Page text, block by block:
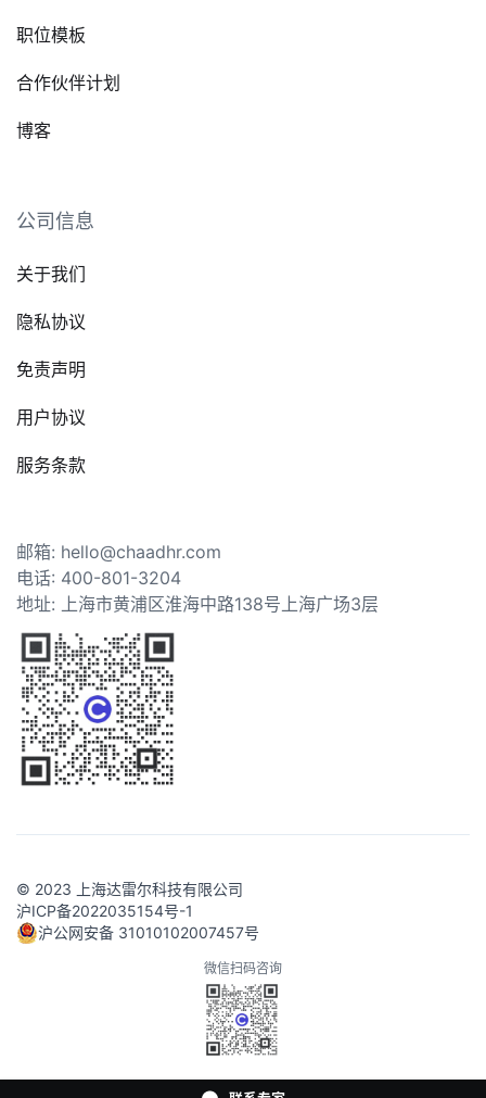
职位模板
合作伙伴计划
博客
公司信息
关于我们
隐私协议
免责声明
用户协议
服务条款
邮箱: hello@chaadhr.com
电话: 400-801-3204
地址: 上海市黄浦区淮海中路138号上海广场3层
© 2023 上海达雷尔科技有限公司
沪ICP备2022035154号-1
沪公网安备 31010102007457号
微信扫码咨询